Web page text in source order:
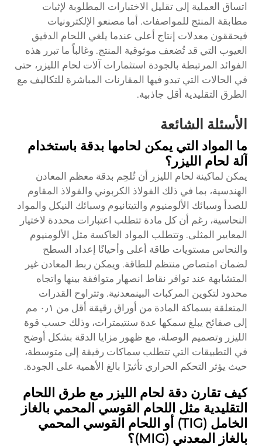
اتساق العملية إلى تقليل الاختبارات المطلوبة لإثبات
مطابقة المنتج للمواصفات. أما مصنعو الإلكترونيات
فيحققون معدلات إنتاج أعلى عندما يلغي اللحام الدقيق
العيوب التي قد تُضعف موثوقية المنتج. وغالباً ما تبرر هذه
الفوائد المرتبطة بالجودة استثمارات آلات لحام الليزر، حتى
في الحالات التي تبدو فيها المقارنات المباشرة للتكاليف مع
الطرق التقليدية أقل جاذبية.
الأسئلة الشائعة
ما المواد التي يمكن لحامها بدقة باستخدام
آلة لحام الليزر؟
يمكن لماكينة لحام الليزر أن تُلحِم بدقة معظم المعادن
الهندسية، بما في ذلك الفولاذ الكربوني والفولاذ المقاوم
للصدأ وسبائك الألومنيوم والتيتانيوم وسبائك النيكل والمواد
النحاسية، رغم أن كل مادة تتطلب اعتبارات محددة لاختيار
المعايير المثلى. وتتطلب المواد العاكسة مثل الألومنيوم
والنحاس مستويات طاقة أعلى وأحيانًا إعداد السطح
لضمان امتصاص منتظم للطاقة. ويمكن ربط المعادن غير
المتشابهة عند توافر نقاط انصهار متوافقة بينها واتجاه
محدود لتكوين المركبات البينمعدنية. وتتراوح القدرات
المتعلقة بسماكة المادة من أوراق رقيقة أقل من ٠٫١ مم
إلى صفائح يبلغ سمكها عدة سنتيمترات، وذلك حسب قوة
الليزر وتصميم الوصلة، مع ظهور مزايا الدقة بشكل أوضح
في التطبيقات التي تتطلب سماكات رقيقة إلى متوسطة،
حيث يؤثر التحكم الحراري تأثيرًا بالغ الأهمية على الجودة.
كيف تقارن دقة لحام الليزر مع طرق اللحام
التقليدية مثل اللحام القوسي المحمي بالغاز
الخامل (TIG) أو اللحام القوسي المحمي
بالغاز المعدني (MIG)؟